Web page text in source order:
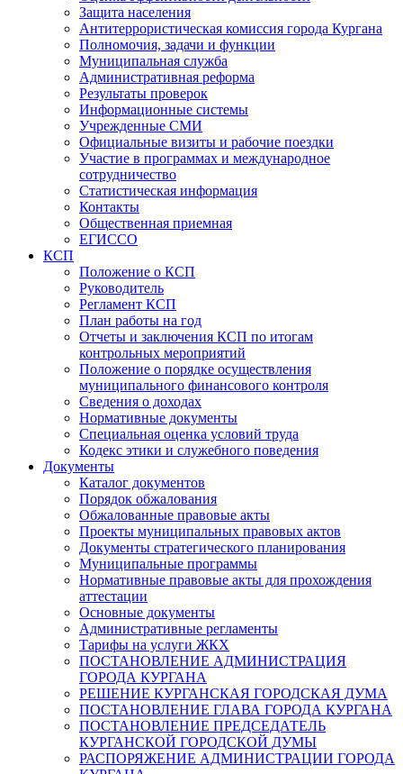
Защита населения
Антитеррористическая комиссия города Кургана
Полномочия, задачи и функции
Муниципальная служба
Административная реформа
Результаты проверок
Информационные системы
Учрежденные СМИ
Официальные визиты и рабочие поездки
Участие в программах и международное
сотрудничество
Статистическая информация
Контакты
Общественная приемная
ЕГИССО
КСП
Положение о КСП
Руководитель
Регламент КСП
План работы на год
Отчеты и заключения КСП по итогам
контрольных мероприятий
Положение о порядке осуществления
муниципального финансового контроля
Сведения о доходах
Нормативные документы
Специальная оценка условий труда
Кодекс этики и служебного поведения
Документы
Каталог документов
Порядок обжалования
Обжалованные правовые акты
Проекты муниципальных правовых актов
Документы стратегического планирования
Муниципальные программы
Нормативные правовые акты для прохождения
аттестации
Основные документы
Административные регламенты
Тарифы на услуги ЖКХ
ПОСТАНОВЛЕНИЕ АДМИНИСТРАЦИЯ
ГОРОДА КУРГАНА
РЕШЕНИЕ КУРГАНСКАЯ ГОРОДСКАЯ ДУМА
ПОСТАНОВЛЕНИЕ ГЛАВА ГОРОДА КУРГАНА
ПОСТАНОВЛЕНИЕ ПРЕДСЕДАТЕЛЬ
КУРГАНСКОЙ ГОРОДСКОЙ ДУМЫ
РАСПОРЯЖЕНИЕ АДМИНИСТРАЦИИ ГОРОДА